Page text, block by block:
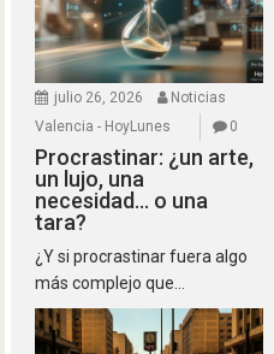
julio 26, 2026
Noticias
Valencia - HoyLunes
0
Procrastinar: ¿un arte,
un lujo, una
necesidad… o una
tara?
¿Y si procrastinar fuera algo
más complejo que...